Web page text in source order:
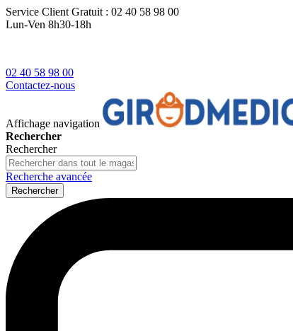
Service Client Gratuit : 02 40 58 98 00
Lun-Ven 8h30-18h
02 40 58 98 00
Contactez-nous
Affichage navigation
Rechercher
Rechercher
Recherche avancée
Rechercher